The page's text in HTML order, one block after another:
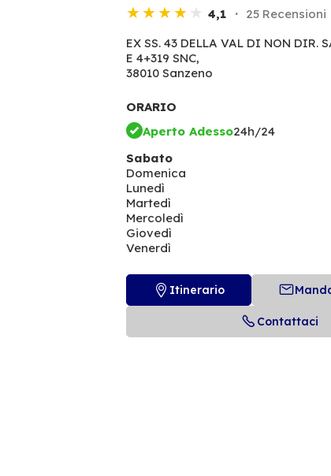
4,1 25 Recensioni
EX SS. 43 DELLA VAL DI NON DIR.
E 4+319 SNC,
38010 Sanzeno
ORARIO
Aperto Adesso24h/24
Sabato
Domenica
Lunedì
Martedì
Mercoledì
Giovedì
Venerdì
Itinerario
Contattaci